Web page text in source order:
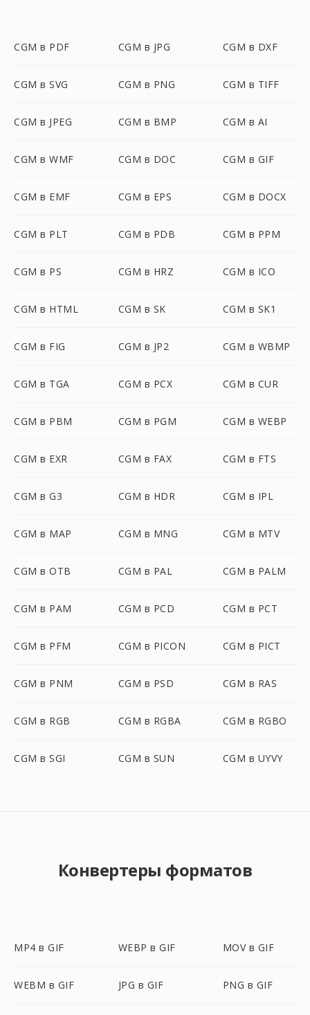
CGM в PDF CGM в JPG CGM в DXF
CGM в SVG CGM в PNG CGM в TIFF
CGM в JPEG CGM в BMP CGM в AI
CGM в WMF CGM в DOC CGM в GIF
CGM в EMF CGM в EPS CGM в DOCX
CGM в PLT CGM в PDB CGM в PPM
CGM в PS CGM в HRZ CGM в ICO
CGM в HTML CGM в SK CGM в SK1
CGM в FIG CGM в JP2 CGM в WBMP
CGM в TGA CGM в PCX CGM в CUR
CGM в PBM CGM в PGM CGM в WEBP
CGM в EXR CGM в FAX CGM в FTS
CGM в G3 CGM в HDR CGM в IPL
CGM в MAP CGM в MNG CGM в MTV
CGM в OTB CGM в PAL CGM в PALM
CGM в PAM CGM в PCD CGM в PCT
CGM в PFM CGM в PICON CGM в PICT
CGM в PNM CGM в PSD CGM в RAS
CGM в RGB CGM в RGBA CGM в RGBO
CGM в SGI CGM в SUN CGM в UYVY
Конвертеры форматов
MP4 в GIF WEBP в GIF MOV в GIF
WEBM в GIF JPG в GIF PNG в GIF